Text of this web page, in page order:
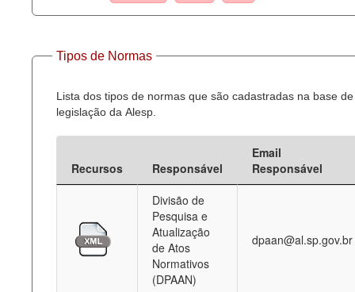
Tipos de Normas
Lista dos tipos de normas que são cadastradas na base de
legislação da Alesp.
Recursos Responsável
Email
Responsável
Divisão de
Pesquisa e
Atualização
de Atos
Normativos
(DPAAN)
dpaan@al.sp.gov.br